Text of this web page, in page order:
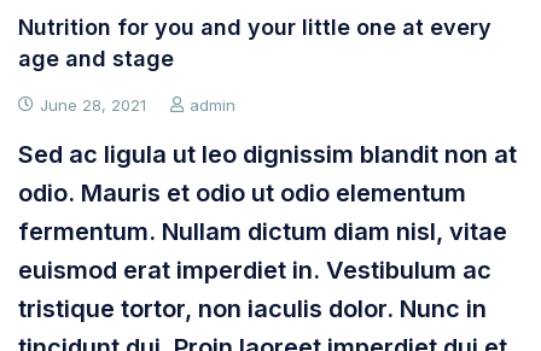
Nutrition for you and your little one at every
age and stage
June 28, 2021 admin
Sed ac ligula ut leo dignissim blandit non at
odio. Mauris et odio ut odio elementum
fermentum. Nullam dictum diam nisl, vitae
euismod erat imperdiet in. Vestibulum ac
tristique tortor, non iaculis dolor. Nunc in